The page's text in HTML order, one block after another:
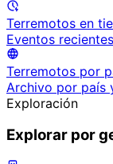
Terremotos en
Eventos
Terremotos por
Archivo por país
Exploración
Explorar por